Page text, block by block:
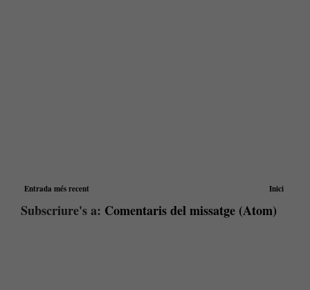
Entrada més recent Inici
Subscriure's a: Comentaris del missatge (Atom)